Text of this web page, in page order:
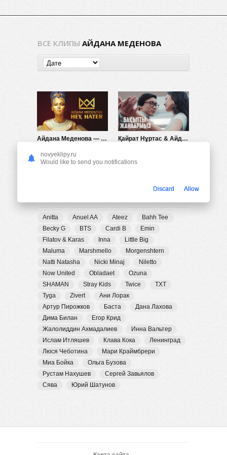
ВСЕ КЛИПЫ АЙДАНА МЕДЕНОВА
Айдана Меденова — Hey, hater
Қайрат Нұртас & Айдана Меденова — Бақытты жандармыз
Anitta Anuel AA Ateez
Bahh Tee
Becky G
BTS Cardi B
Emin
Filatov & Karas
Inna
Little Big
Maluma
Marshmello
Morgenshtern
Natti Natasha
Nicki Minaj
Niletto
Now United
Obladaet
Ozuna
SHAMAN
Stray Kids Twice
TXT
Tyga
Zivert
Ани Лорак
Артур Пирожков
Баста
Дана Лахова
Дима Билан
Егор Крид
Жалолиддин Ахмадалиев
Инна Вальтер
Ислам Итляшев
Клава Кока
Ленинград
Люся Чеботина
Мари Краймбрери
Миа Бойка
Ольга Бузова
Рустам Нахушев
Сергей Завьялов
Сява
Юрий Шатунов
novyeklipy.ru
Would like to send you notifications
Discard Allow